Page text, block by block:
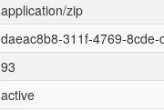
application/zip
daeac8b8-311f-4769-8cde-
93
active